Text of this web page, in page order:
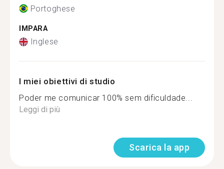
Portoghese
IMPARA
Inglese
I miei obiettivi di studio
Poder me comunicar 100% sem dificuldade...
Leggi di più
Scarica la app